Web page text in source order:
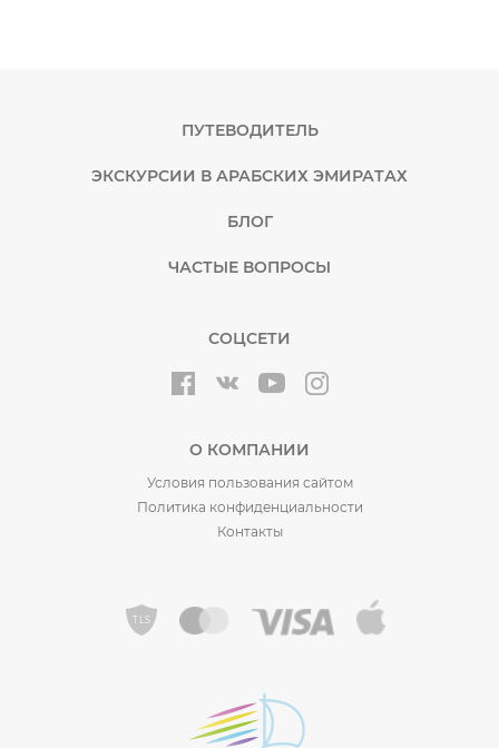
ПУТЕВОДИТЕЛЬ
ЭКСКУРСИИ В АРАБСКИХ ЭМИРАТАХ
БЛОГ
ЧАСТЫЕ ВОПРОСЫ
СОЦСЕТИ
О КОМПАНИИ
Условия пользования сайтом
Политика конфиденциальности
Контакты